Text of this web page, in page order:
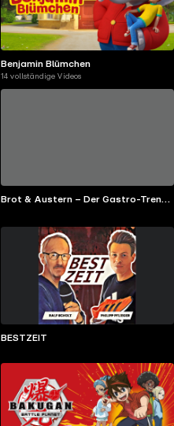
Benjamin Blümchen
14 vollständige Videos
Brot & Austern – Der Gastro-Trend
BESTZEIT